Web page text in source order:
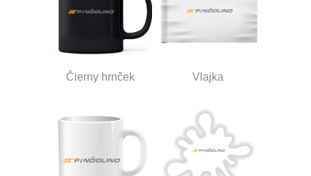
Čierny hrnček Vlajka